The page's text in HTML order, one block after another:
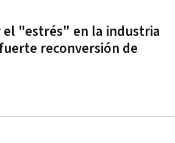
"estrés" en la industria
reconversión de